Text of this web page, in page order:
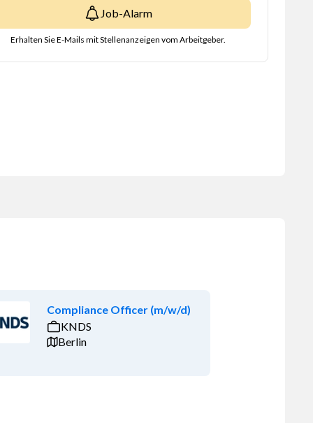
Job-Alarm
Erhalten Sie E-Mails mit Stellenanzeigen vom Arbeitgeber.
Compliance Officer (m/w/d)
KNDS
Berlin